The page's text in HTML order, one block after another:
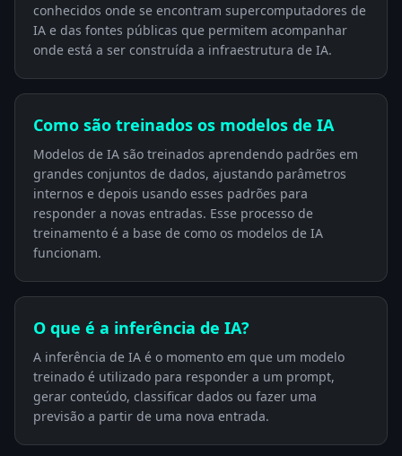
conhecidos onde se encontram supercomputadores de
IA e das fontes públicas que permitem acompanhar
onde está a ser construída a infraestrutura de IA.
Como são treinados os modelos de IA
Modelos de IA são treinados aprendendo padrões em
grandes conjuntos de dados, ajustando parâmetros
internos e depois usando esses padrões para
responder a novas entradas. Esse processo de
treinamento é a base de como os modelos de IA
funcionam.
O que é a inferência de IA?
A inferência de IA é o momento em que um modelo
treinado é utilizado para responder a um prompt,
gerar conteúdo, classificar dados ou fazer uma
previsão a partir de uma nova entrada.